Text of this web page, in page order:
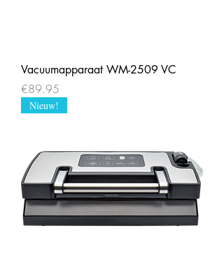
Vacuumapparaat WM-2509 VC
Price
€89.95
Nieuw!